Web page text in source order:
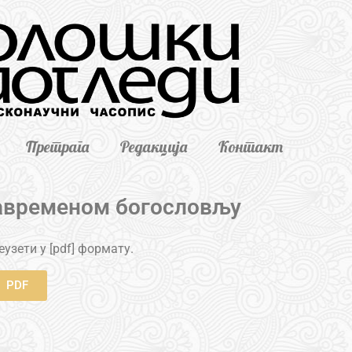
Претрага Редакција Контакт
богословљу
у [pdf] формату.
PDF